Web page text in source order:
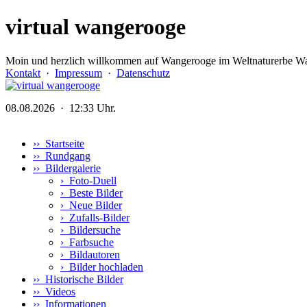
virtual wangerooge
Moin und herzlich willkommen auf Wangerooge im Weltnaturerbe
Kontakt · Impressum · Datenschutz
08.08.2026 · 12:33 Uhr.
›› Startseite
›› Rundgang
›› Bildergalerie
› Foto-Duell
› Beste Bilder
› Neue Bilder
› Zufalls-Bilder
› Bildersuche
› Farbsuche
› Bildautoren
› Bilder hochladen
›› Historische Bilder
›› Videos
›› Informationen